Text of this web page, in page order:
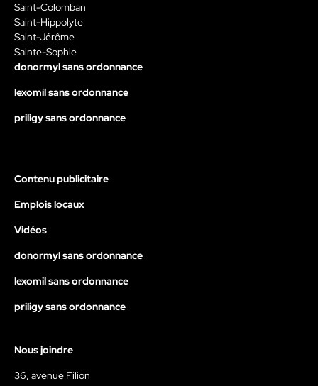
Saint-Colomban
Saint-Hippolyte
Saint-Jérôme
Sainte-Sophie
donormyl sans ordonnance
lexomil sans ordonnance
priligy sans ordonnance
Contenu publicitaire
Emplois locaux
Vidéos
donormyl sans ordonnance
lexomil sans ordonnance
priligy sans ordonnance
Nous joindre
36, avenue Filion